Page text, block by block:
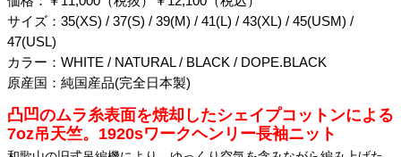
サイズ：35(XS) / 37(S) / 39(M) / 41(L) / 43(XL) / 45(USM) /
47(USL)
カラー：WHITE / NATURAL / BLACK / DOPE.BLACK
原産国：純国産品(完全日本製)
凸凹のムラ糸表面を焼却したシェイプコットンによる
7oz吊天竺。1920sワークヘンリー長袖ニット